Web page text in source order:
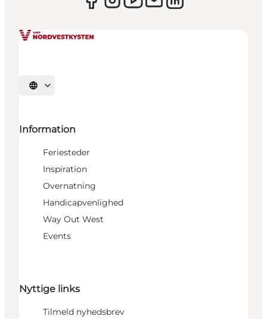
Vælg sprog
Information
Feriesteder
Inspiration
Overnatning
Handicapvenlighed
Way Out West
Events
Nyttige links
Tilmeld nyhedsbrev